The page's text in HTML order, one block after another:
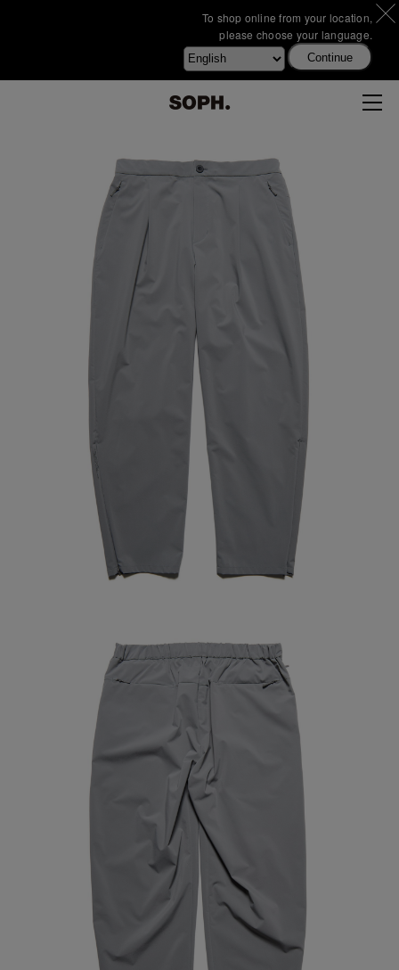
To shop online from your location,
please choose your language.
Continue